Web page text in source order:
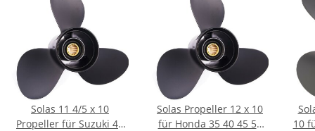
Solas 11 4/5 x 10
Propeller für Suzuki 40
Solas Propeller 12 x 10
für Honda 35 40 45 50
10